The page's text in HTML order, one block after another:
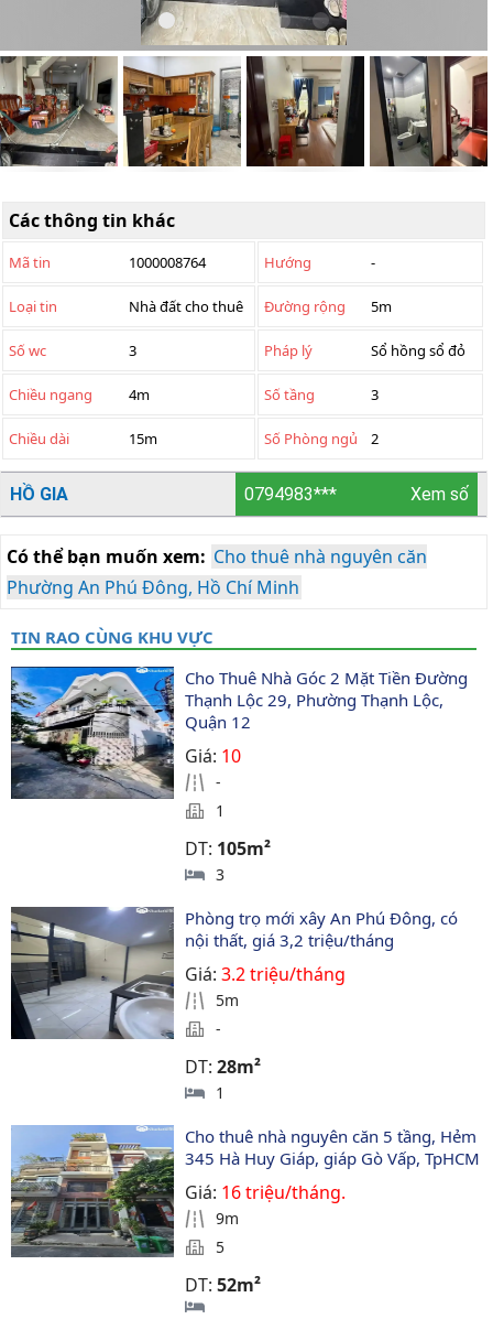
Các thông tin khác
Mã tin 1000008764 Hướng -
Loại tin Nhà đất cho thuê Đường rộng 5m
Số wc 3 Pháp lý Sổ hồng sổ đỏ
Chiều ngang 4m Số tầng 3
Chiều dài 15m Số Phòng ngủ 2
HỒ GIA 0794983*** Xem số
Có thể bạn muốn xem: Cho thuê nhà nguyên căn
Phường An Phú Đông, Hồ Chí Minh
TIN RAO CÙNG KHU VỰC
Cho Thuê Nhà Góc 2 Mặt Tiền Đường
Thạnh Lộc 29, Phường Thạnh Lộc,
Quận 12
Giá: 10
-
1
DT: 105m²
3
Phòng trọ mới xây An Phú Đông, có
nội thất, giá 3,2 triệu/tháng
Giá:3.2 triệu/tháng
5m
-
DT:28m²
1
Cho thuê nhà nguyên căn 5 tầng, Hẻm
345 Hà Huy Giáp, giáp Gò Vấp, TpHCM
Giá: 16 triệu/tháng.
9m
5
DT:52m²